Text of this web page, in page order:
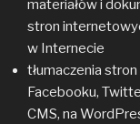
materiałów i
stron
w Internecie
tłumaczenia
Facebooku,
CMS, na